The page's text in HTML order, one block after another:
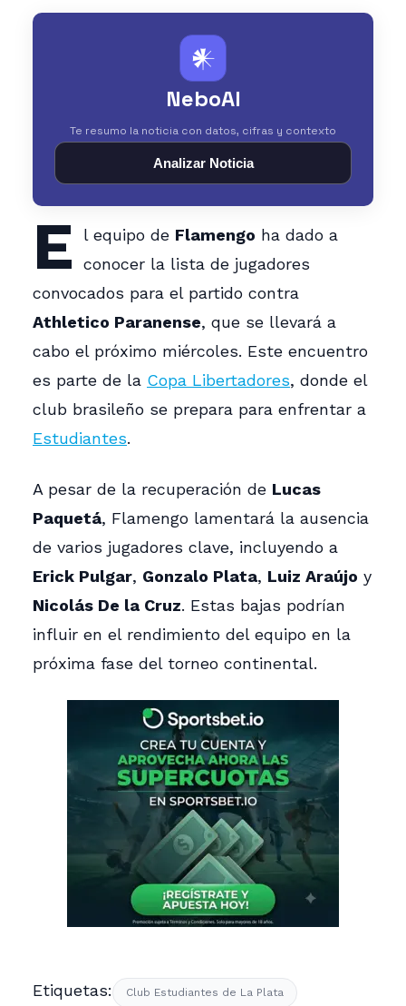
𒀭
NeboAI
Te resumo la noticia con datos, cifras y contexto
Analizar Noticia
E l equipo de Flamengo ha dado a
conocer la lista de jugadores
convocados para el partido contra
Athletico Paranense, que se llevará a
cabo el próximo miércoles. Este encuentro
es parte de la Copa Libertadores, donde el
club brasileño se prepara para enfrentar a
Estudiantes.
A pesar de la recuperación de Lucas
Paquetá, Flamengo lamentará la ausencia
de varios jugadores clave, incluyendo a
Erick Pulgar, Gonzalo Plata, Luiz Araújo y
Nicolás De la Cruz. Estas bajas podrían
influir en el rendimiento del equipo en la
próxima fase del torneo continental.
Etiquetas: Club Estudiantes de La Plata